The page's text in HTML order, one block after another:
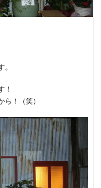
！
！（笑）